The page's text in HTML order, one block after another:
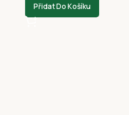
Přidat Do Košíku